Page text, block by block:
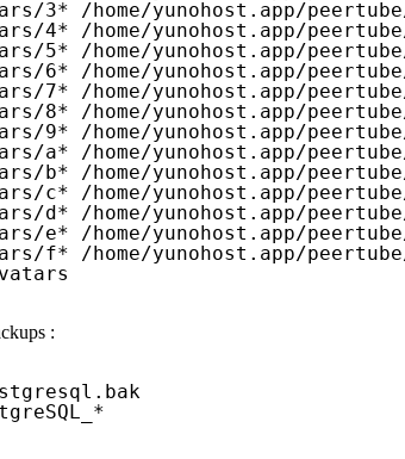
3* /home/yunohost .app/
4* /home/yunohost .app/
5* /home/yunohost .app/
6* /home/yunohost .app/
7* /home/yunohost .app/
8* /home/yunohost .app/
9* /home/yunohost .app/
a* /home/yunohost .app/
b* /home/yunohost .app/
c* /home/yunohost .app/
d* /home/yunohost .app/
e* /home/yunohost .app/
f* /home/yunohost .app/
:
.bak